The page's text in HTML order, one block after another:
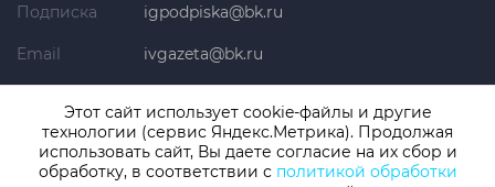
Подписка igpodpiska@bk.ru
Email ivgazeta@bk.ru
Телефон +7 (4932) 41-94-81
Этот сайт использует cookie-файлы и другие
технологии (сервис Яндекс.Метрика). Продолжая
использовать сайт, Вы даете согласие на их сбор и
обработку, в соответствии с политикой обработки